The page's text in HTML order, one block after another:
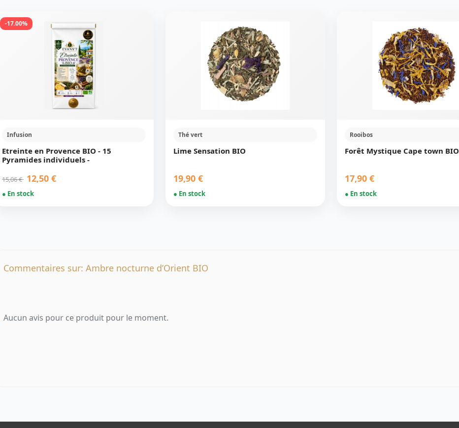
-17.00%
Infusion
Etreinte en Provence BIO - 15
Pyramides individuels -
15,06 € 12,50 €
● En stock
Thé vert
Lime Sensation BIO
19,90 €
● En stock
Rooibos
Forêt Mystique Cape town BIO
17,90 €
● En stock
Commentaires sur: Ambre nocturne d’Orient BIO
Aucun avis pour ce produit pour le moment.